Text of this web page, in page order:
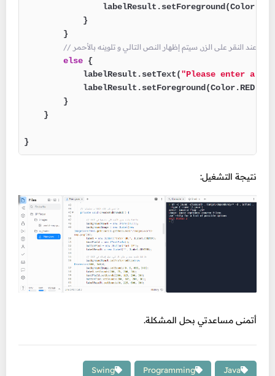
}
}
عند النقر على الزر, سيتم إظهار النص التالي و تلوينه بالأحمر
else {
labelResult.setText("Please enter a
labelResult.setForeground(Color.RED);
}
}
}
نتيجة التشغيل:
أتمنى مساعدتي بحل المشكلة.
Java
Programming
Swing